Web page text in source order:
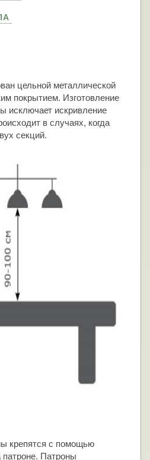
цельной металлической
покрытием. Изготовление
исключает искривление
в случаях, когда
секций.
крепятся с помощью
патроне. Патроны